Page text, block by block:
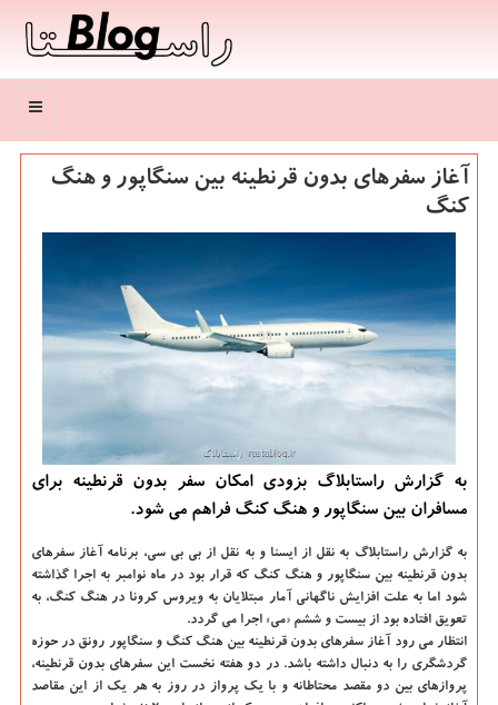
منو
آغاز سفرهای بدون قرنطینه بین سنگاپور و هنگ
كنگ
به گزارش راستابلاگ بزودی امکان سفر بدون قرنطینه برای
مسافران بین سنگاپور و هنگ کنگ فراهم می شود.
به گزارش راستابلاگ به نقل از ایسنا و به نقل از بی بی سی، برنامه آغاز سفرهای
بدون قرنطینه بین سنگاپور و هنگ کنگ که قرار بود در ماه نوامبر به اجرا گذاشته
شود اما به علت افزایش ناگهانی آمار مبتلایان به ویروس کرونا در هنگ کنگ، به
تعویق افتاده بود از بیست و ششم «می» اجرا می گردد.
انتظار می رود آغاز سفرهای بدون قرنطینه بین هنگ کنگ و سنگاپور رونق در حوزه
گردشگری را به دنبال داشته باشد. در دو هفته نخست این سفرهای بدون قرنطینه،
پروازهای بین دو مقصد محتاطانه و با یک پرواز در روز به هر یک از این مقاصد